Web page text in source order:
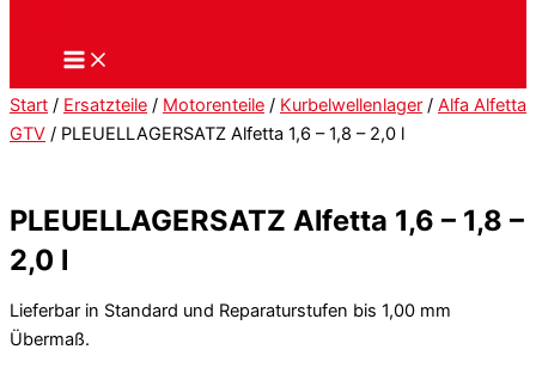
Start / Ersatzteile / Motorenteile / Kurbelwellenlager / Alfa Alfetta
GTV / PLEUELLAGERSATZ Alfetta 1,6 – 1,8 – 2,0 l
PLEUELLAGERSATZ Alfetta 1,6 – 1,8 –
2,0 l
Lieferbar in Standard und Reparaturstufen bis 1,00 mm
Übermaß.